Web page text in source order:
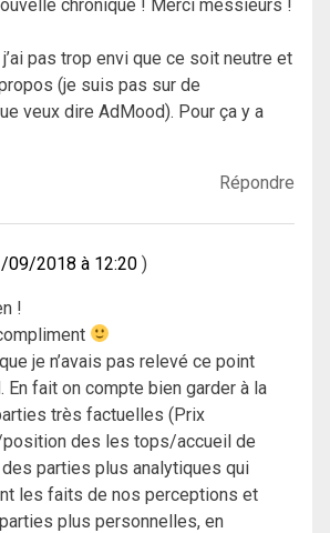
chronique ! Merci messieurs !
pas trop envi que ce soit neutre et
(je suis pas sur de
veux dire AdMood). Pour ça y a
Répondre
09/2018 à 12:20
!
je n’avais pas relevé ce point
En fait on compte bien garder à la
très factuelles (Prix
des les tops/accueil de
des parties plus analytiques qui
les faits de nos perceptions et
plus personnelles, en